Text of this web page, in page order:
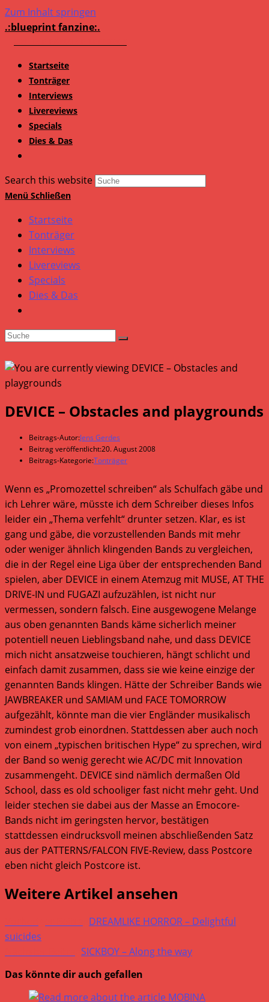
Zum Inhalt springen
.:blueprint fanzine:.
Startseite
Tonträger
Interviews
Livereviews
Specials
Dies & Das
Search this website
Menü Schließen
Startseite
Tonträger
Interviews
Livereviews
Specials
Dies & Das
DEVICE – Obstacles and playgrounds
Beitrags-Autor:Jens Gerdes
Beitrag veröffentlicht:20. August 2008
Beitrags-Kategorie:Tonträger
Wenn es „Promozettel schreiben“ als Schulfach gäbe und
ich Lehrer wäre, müsste ich dem Schreiber dieses Infos
leider ein „Thema verfehlt“ drunter setzen. Klar, es ist
gang und gäbe, die vorzustellenden Bands mit mehr
oder weniger ähnlich klingenden Bands zu vergleichen,
die in der Regel eine Liga über der entsprechenden Band
spielen, aber DEVICE in einem Atemzug mit MUSE, AT THE
DRIVE-IN und FUGAZI aufzuzählen, ist nicht nur
vermessen, sondern falsch. Eine ausgewogene Melange
aus oben genannten Bands käme sicherlich meiner
potentiell neuen Lieblingsband nahe, und dass DEVICE
mich nicht ansatzweise touchieren, hängt schlicht und
einfach damit zusammen, dass sie wie keine einzige der
genannten Bands klingen. Hätte der Schreiber Bands wie
JAWBREAKER und SAMIAM und FACE TOMORROW
aufgezählt, könnte man die vier Engländer musikalisch
zumindest grob einordnen. Stattdessen aber auch noch
von einem „typischen britischen Hype“ zu sprechen, wird
der Band so wenig gerecht wie AC/DC mit Innovation
zusammengeht. DEVICE sind nämlich dermaßen Old
School, dass es old schooliger fast nicht mehr geht. Und
leider stechen sie dabei aus der Masse an Emocore-
Bands nicht im geringsten hervor, bestätigen
stattdessen eindrucksvoll meinen abschließenden Satz
aus der PATTERNS/FALCON FIVE-Review, dass Postcore
eben nicht gleich Postcore ist.
Weitere Artikel ansehen
DREAMLIKE HORROR – Delightful
suicides
SICKBOY – Along the way
Das könnte dir auch gefallen